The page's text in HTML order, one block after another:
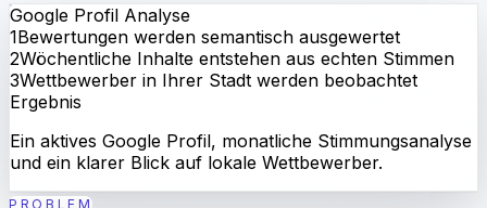
Google Profil Analyse
1Bewertungen werden semantisch ausgewertet
2Wöchentliche Inhalte entstehen aus echten Stimmen
3Wettbewerber in Ihrer Stadt werden beobachtet
Ergebnis
Ein aktives Google Profil, monatliche Stimmungsanalyse
und ein klarer Blick auf lokale Wettbewerber.
PROBLEM